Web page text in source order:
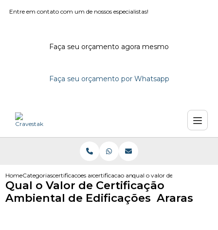
Entre em contato com um de nossos especialistas!
Faça seu orçamento agora mesmo
Faça seu orçamento por Whatsapp
HomeCategoriascertificacoes ambientaiscertificacao ambiental em sao paulo
qual o valor de certificacao
Qual o Valor de Certificação
Ambiental de Edificações Araras